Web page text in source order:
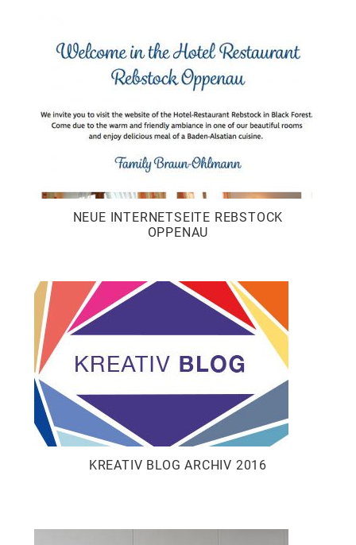
NEUE INTERNETSEITE REBSTOCK
OPPENAU
KREATIV BLOG ARCHIV 2016